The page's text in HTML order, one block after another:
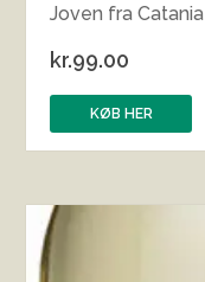
Joven fra Catania
kr.99.00
KØB HER